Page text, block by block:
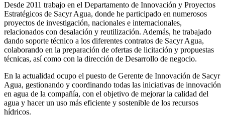
Desde 2011 trabajo en el Departamento de Innovación y Proyectos
Estratégicos de Sacyr Agua, donde he participado en numerosos
proyectos de investigación, nacionales e internacionales,
relacionados con desalación y reutilización. Además, he trabajado
dando soporte técnico a los diferentes contratos de Sacyr Agua,
colaborando en la preparación de ofertas de licitación y propuestas
técnicas, así como con la dirección de Desarrollo de negocio.
En la actualidad ocupo el puesto de Gerente de Innovación de Sacyr
Agua, gestionando y coordinando todas las iniciativas de innovación
en agua de la compañía, con el objetivo de mejorar la calidad del
agua y hacer un uso más eficiente y sostenible de los recursos
hídricos.